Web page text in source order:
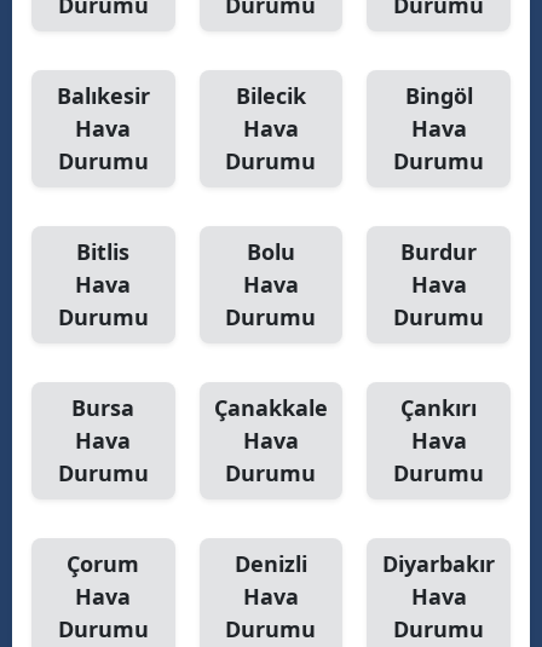
Tunceli
Şanlıurfa
Van
Yozgat
Zonguldak
Aksaray
Bayburt
Karaman
Kırıkkale
Batman
Şırnak
Bartın
Balıkesir
Hava
Durumu
Bilecik
Hava
Durumu
Bingöl
Hava
Durumu
Bitlis
Hava
Durumu
Bolu
Hava
Durumu
Burdur
Hava
Durumu
Bursa
Hava
Durumu
Çanakkale
Hava
Durumu
Çankırı
Hava
Durumu
Çorum
Hava
Durumu
Denizli
Hava
Durumu
Diyarbakır
Hava
Durumu